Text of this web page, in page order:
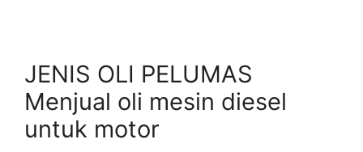
JENIS OLI PELUMAS
Menjual oli mesin diesel
untuk motor